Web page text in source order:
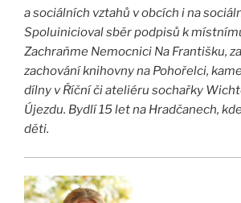
a sociálních vztahů v obcích i na
Spoluinicioval sběr podpisů k
Zachraňme Nemocnici Na Františku,
zachování knihovny na Pohořelci,
dílny v Říční či ateliéru sochařky
Újezdu. Bydlí 15 let na Hradčanech,
děti.